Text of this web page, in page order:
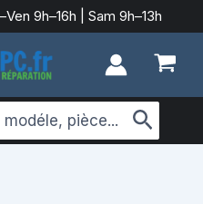
9h–16h | Sam 9h–13h